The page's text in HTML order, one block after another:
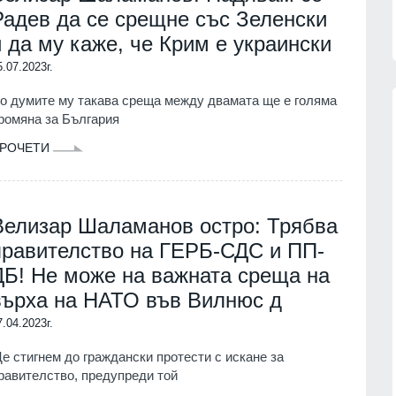
да се срещне със Зеленски
да му каже, че Крим е украински
думите му такава среща между двамата ще е голяма
за България
Шаламанов остро: Трябва
на ГЕРБ-СДС и ПП-
Не може на важната среща на
на НАТО във Вилнюс д
стигнем до граждански протести с искане за
предупреди той
05.08.2026г.
събота и неделя
мъж, паднал от
кампанията на
"Зелени
днес в
започнала данъчна ревизия на
София 02.08.2026г.
14
Нови осигурителни прагове и
правила от 1 август
15